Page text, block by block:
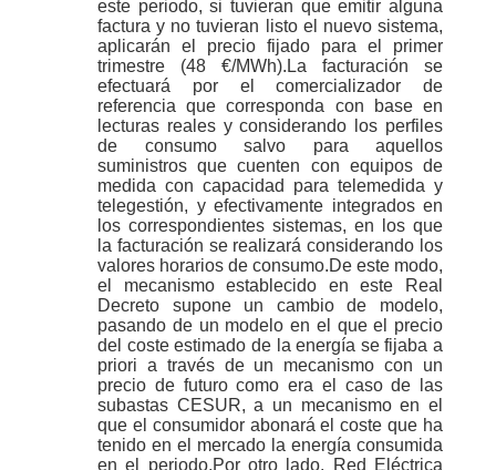
este periodo, si tuvieran que emitir alguna
factura y no tuvieran listo el nuevo sistema,
aplicarán el precio fijado para el primer
trimestre (48 €/MWh).La facturación se
efectuará por el comercializador de
referencia que corresponda con base en
lecturas reales y considerando los perfiles
de consumo salvo para aquellos
suministros que cuenten con equipos de
medida con capacidad para telemedida y
telegestión, y efectivamente integrados en
los correspondientes sistemas, en los que
la facturación se realizará considerando los
valores horarios de consumo.De este modo,
el mecanismo establecido en este Real
Decreto supone un cambio de modelo,
pasando de un modelo en el que el precio
del coste estimado de la energía se fijaba a
priori a través de un mecanismo con un
precio de futuro como era el caso de las
subastas CESUR, a un mecanismo en el
que el consumidor abonará el coste que ha
tenido en el mercado la energía consumida
en el periodo.Por otro lado, Red Eléctrica